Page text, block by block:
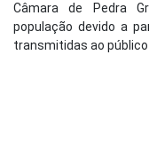
Câmara de Pedra
população devido a
transmitidas ao